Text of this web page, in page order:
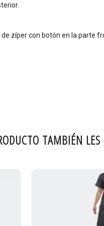
zíper con botón en la parte
TAMBIÉN LES